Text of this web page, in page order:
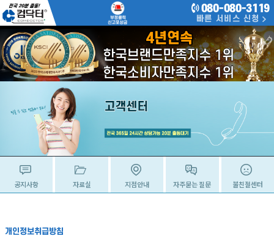
080-080-3119
빠른 서비스 신청
공지사항 자료실 지점안내 자주묻는 질문 불친절센터
개인정보취급방침